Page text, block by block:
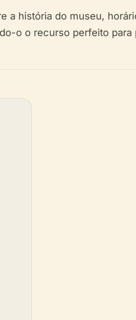
a história do museu,
o o recurso perfeito